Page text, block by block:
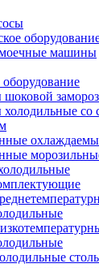
машины
со